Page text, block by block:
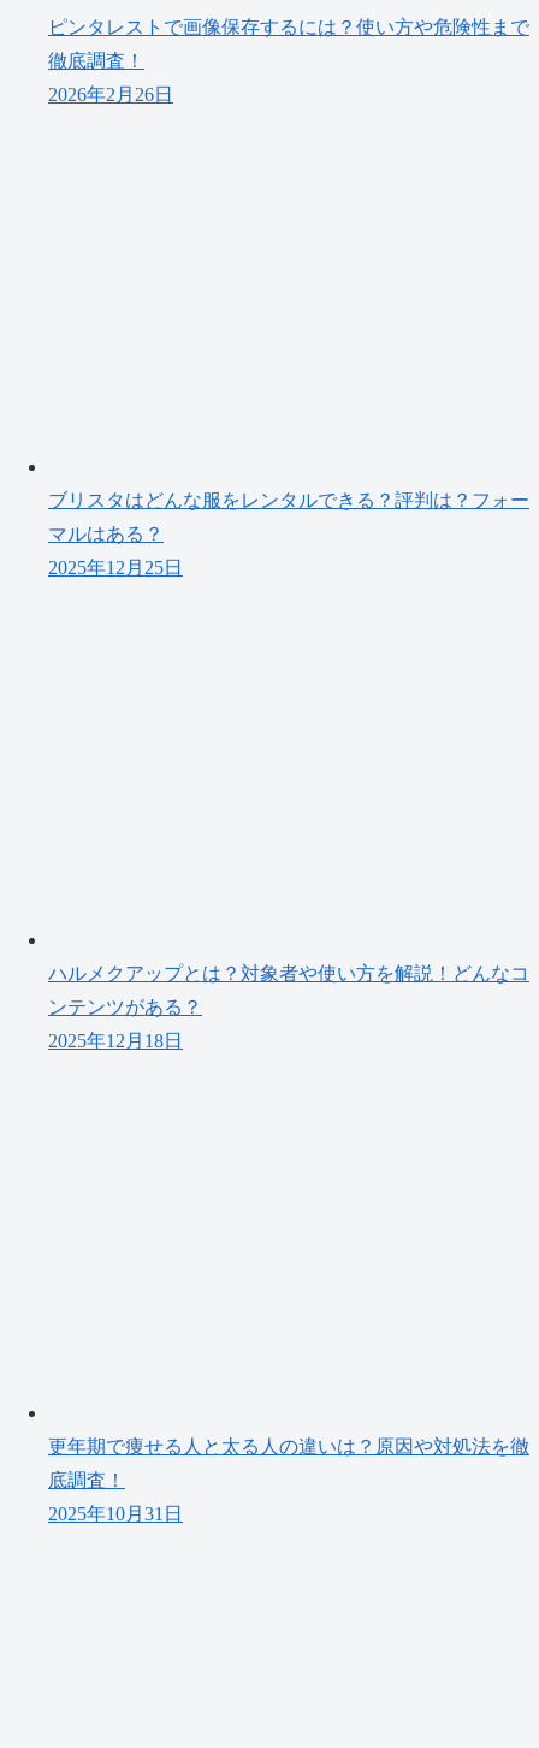
ピンタレストで画像保存するには？使い方や危険性まで
徹底調査！
2026年2月26日
ブリスタはどんな服をレンタルできる？評判は？フォー
マルはある？
2025年12月25日
ハルメクアップとは？対象者や使い方を解説！どんなコ
ンテンツがある？
2025年12月18日
更年期で痩せる人と太る人の違いは？原因や対処法を徹
底調査！
2025年10月31日